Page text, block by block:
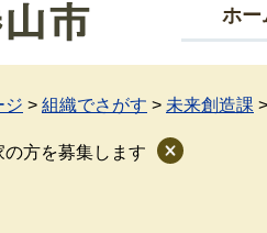
ホー
ジ > 組織でさがす > 未来創造課 >
の方を募集します